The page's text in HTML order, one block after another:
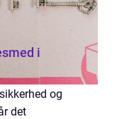
i
og
det